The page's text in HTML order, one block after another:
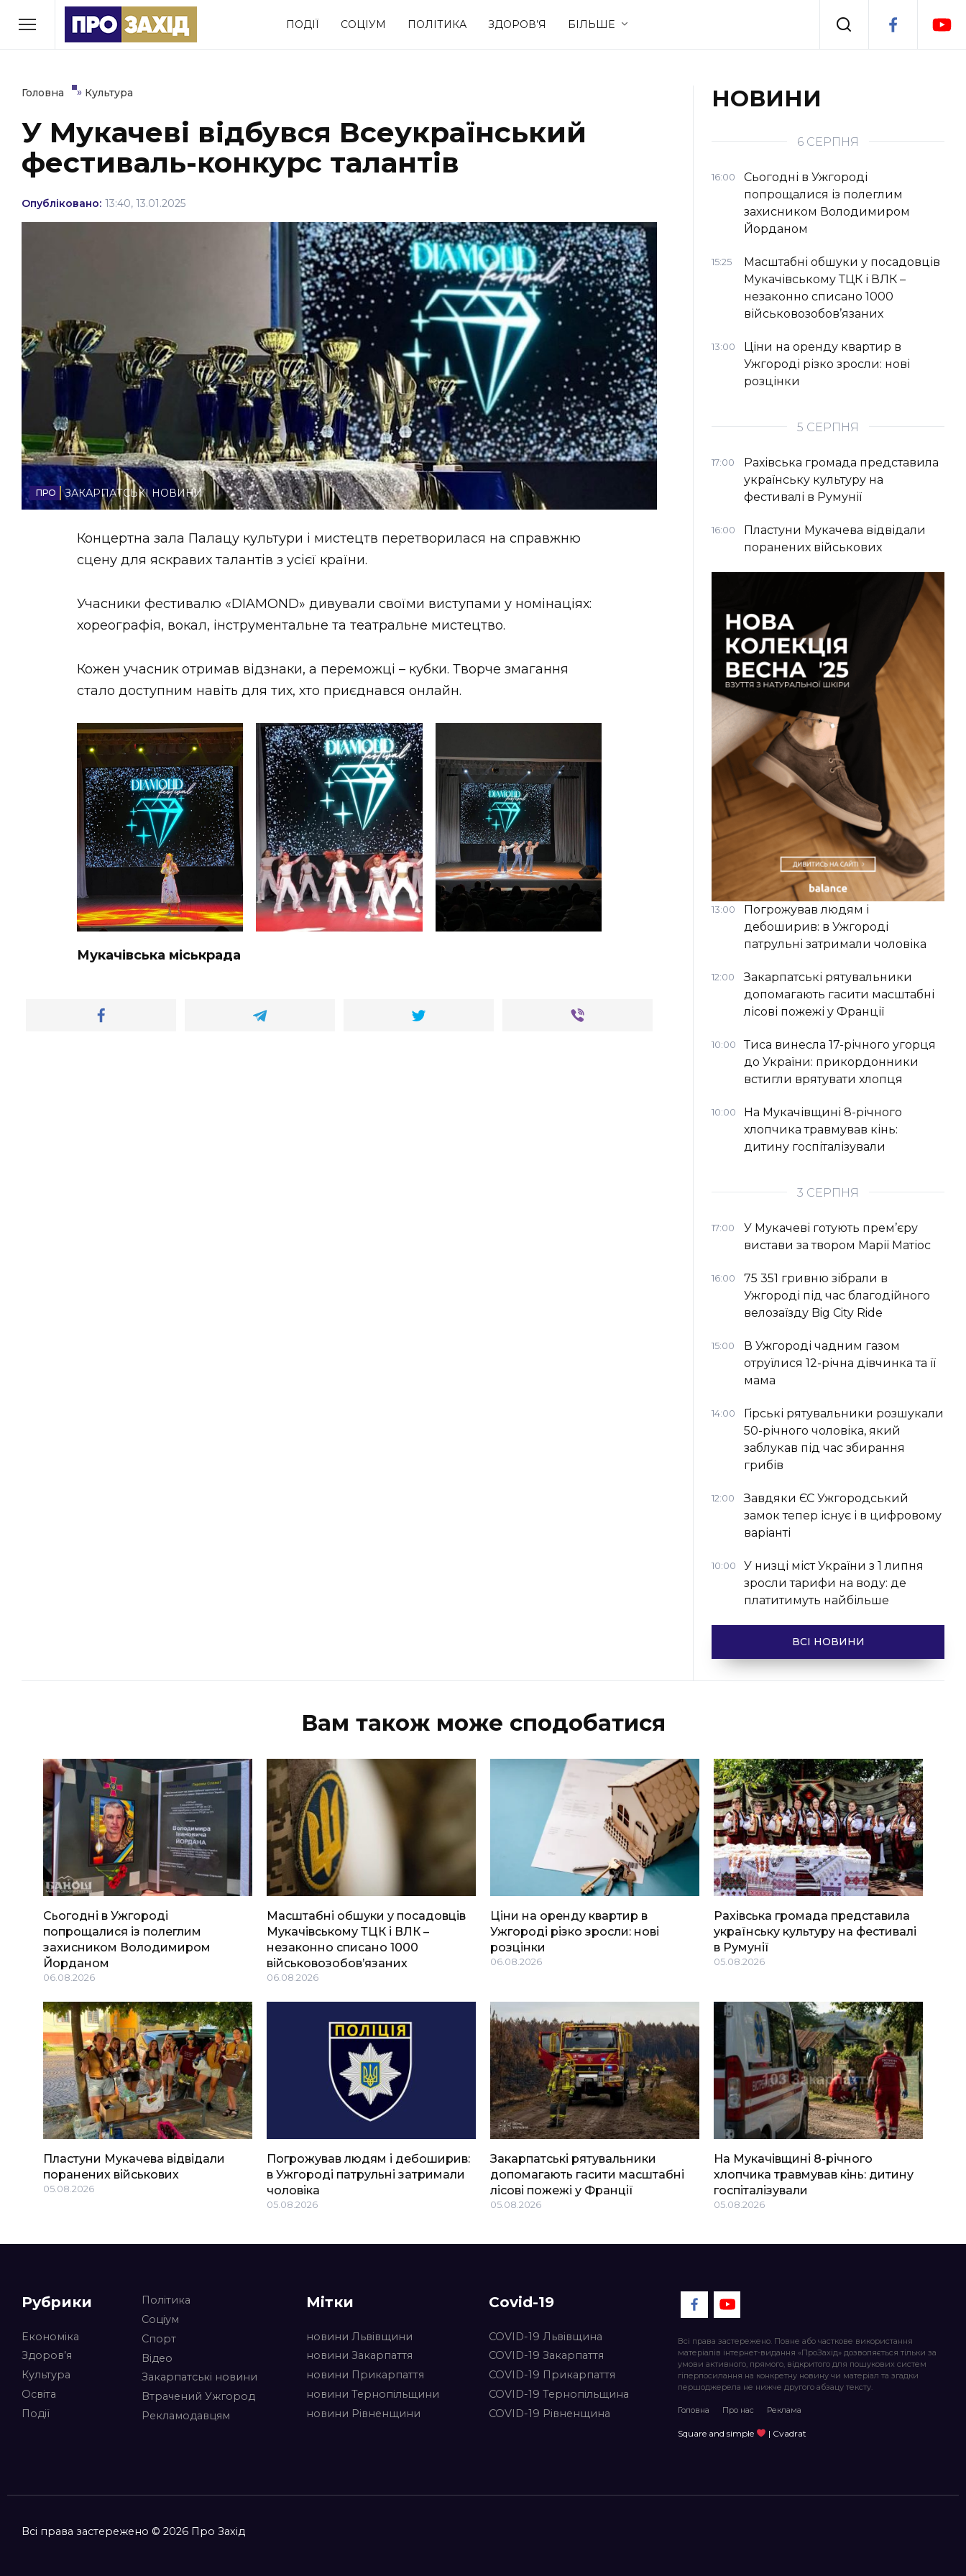
ПОДІЇ СОЦІУМ ПОЛІТИКА ЗДОРОВ’Я БІЛЬШЕ
РУБРИКИ
Економіка Події
Політика Соціум Спорт Стиль життя
Втрачений Ужгород
(відеоверсія)
НОВИНИ ЗАХІДНОЇ УКРАЇНИ
ФОТО
ВІДЕО
Головна » Культура
У Мукачеві відбувся Всеукраїнський
фестиваль-конкурс талантів
Опубліковано: 13:40, 13.01.2025
ЗАКАРПАТСЬКІ НОВИНИ
Концертна зала Палацу культури і мистецтв перетворилася на справжню
сцену для яскравих талантів з усієї країни.
Учасники фестивалю «DIAMOND» дивували своїми виступами у номінаціях:
хореографія, вокал, інструментальне та театральне мистецтво.
Кожен учасник отримав відзнаки, а переможці – кубки. Творче змагання
стало доступним навіть для тих, хто приєднався онлайн.
Мукачівська міськрада
НОВИНИ
6 СЕРПНЯ
16:00
Сьогодні в Ужгороді
попрощалися із полеглим
захисником Володимиром
Йорданом
15:25
Масштабні обшуки у посадовців
Мукачівському ТЦК і ВЛК –
незаконно списано 1000
військовозобов’язаних
13:00
Ціни на оренду квартир в
Ужгороді різко зросли: нові
розцінки
5 СЕРПНЯ
17:00
Рахівська громада представила
українську культуру на
фестивалі в Румунії
16:00
Пластуни Мукачева відвідали
поранених військових
13:00
Погрожував людям і
дебоширив: в Ужгороді
патрульні затримали чоловіка
12:00
Закарпатські рятувальники
допомагають гасити масштабні
лісові пожежі у Франції
10:00
Тиса винесла 17-річного угорця
до України: прикордонники
встигли врятувати хлопця
10:00
На Мукачівщині 8-річного
хлопчика травмував кінь:
дитину госпіталізували
3 СЕРПНЯ
17:00
У Мукачеві готують прем’єру
вистави за твором Марії Матіос
16:00
75 351 гривню зібрали в
Ужгороді під час благодійного
велозаїзду Big Сity Ride
15:00
В Ужгороді чадним газом
отруїлися 12-річна дівчинка та її
мама
14:00
Гірські рятувальники розшукали
50-річного чоловіка, який
заблукав під час збирання
грибів
12:00
Завдяки ЄС Ужгородський
замок тепер існує і в цифровому
варіанті
10:00
У низці міст України з 1 липня
зросли тарифи на воду: де
платитимуть найбільше
ВСІ НОВИНИ
Вам також може сподобатися
Сьогодні в Ужгороді
попрощалися із полеглим
захисником Володимиром
Йорданом
06.08.2026
Масштабні обшуки у посадовців
Мукачівському ТЦК і ВЛК –
незаконно списано 1000
військовозобов’язаних
06.08.2026
Ціни на оренду квартир в
Ужгороді різко зросли: нові
розцінки
06.08.2026
Рахівська громада представила
українську культуру на фестивалі
в Румунії
05.08.2026
Пластуни Мукачева відвідали
поранених військових
05.08.2026
Погрожував людям і дебоширив:
в Ужгороді патрульні затримали
чоловіка
05.08.2026
Закарпатські рятувальники
допомагають гасити масштабні
лісові пожежі у Франції
05.08.2026
На Мукачівщині 8-річного
хлопчика травмував кінь: дитину
госпіталізували
05.08.2026
Рубрики
Економіка
Здоров’я
Культура
Освіта
Події
Політика
Соціум
Спорт
Відео
Закарпатські новини
Втрачений Ужгород
Рекламодавцям
Мітки
новини Львівщини
новини Закарпаття
новини Прикарпаття
новини Тернопільщини
новини Рівненщини
Covid-19
COVID-19 Львівщина
COVID-19 Закарпаття
COVID-19 Прикарпаття
COVID-19 Тернопільщина
COVID-19 Рівненщина
Всі права застережено. Повне або часткове використання
матеріалів інтернет-видання «ПроЗахід» дозволяється тільки за
умови активного, прямого, відкритого для пошукових систем
гіперпосилання на конкретну новину чи матеріал та згадки
першоджерела не нижче другого абзацу тексту.
Головна Про нас Реклама
Square and simple | Cvadrat
Всі права застережено © 2026 Про Захід